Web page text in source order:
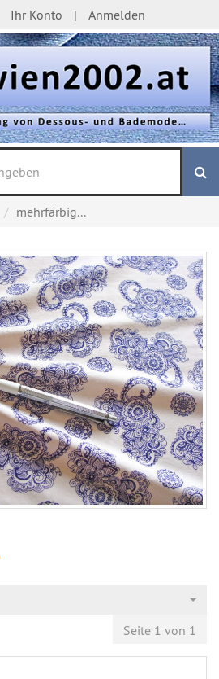
Ihr Konto Anmelden
mehrfärbig...
Seite 1 von 1